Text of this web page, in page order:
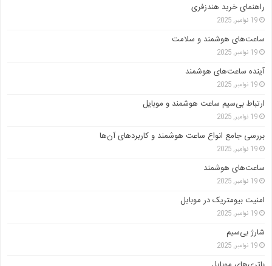
راهنمای خرید هندزفری
19 نوامبر, 2025
ساعت‌های هوشمند و سلامت
19 نوامبر, 2025
آینده ساعت‌های هوشمند
19 نوامبر, 2025
ارتباط بی‌سیم ساعت هوشمند و موبایل
19 نوامبر, 2025
بررسی جامع انواع ساعت هوشمند و کاربردهای آن‌ها
19 نوامبر, 2025
ساعت‌های هوشمند
19 نوامبر, 2025
امنیت بیومتریک در موبایل
19 نوامبر, 2025
شارژ بی‌سیم
19 نوامبر, 2025